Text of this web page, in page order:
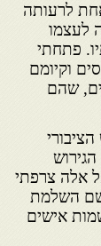
לרעותה
לעצמו
פתחתי
וקיומם
שהם
אלה צרפתי
השלמת
אישים